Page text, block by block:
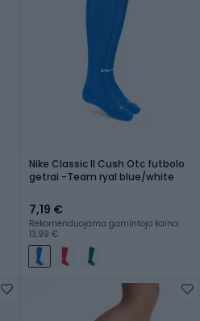
Nike Classic II Cush Otc futbolo
getrai -Team ryal blue/white
7,19 €
Rekomenduojama gamintojo kaina:
13,99 €